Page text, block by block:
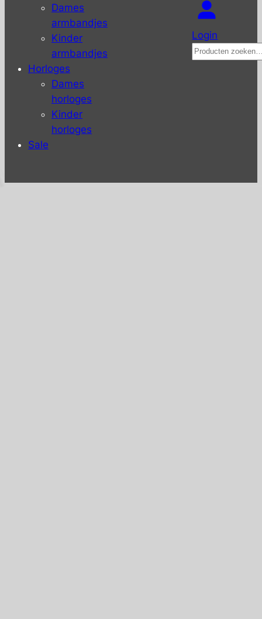
Dames
armbandjes
Kinder
armbandjes
Horloges
Dames
horloges
Kinder
horloges
Sale
Login
Zoeken